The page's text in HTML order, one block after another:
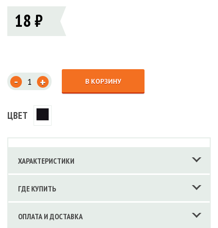
18 ₽
- + В КОРЗИНУ
ЦВЕТ
ХАРАКТЕРИСТИКИ
ГДЕ КУПИТЬ
ОПЛАТА И ДОСТАВКА